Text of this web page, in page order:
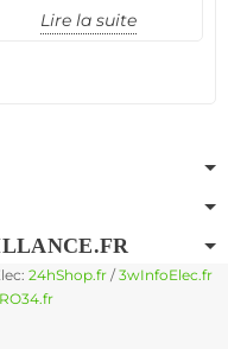
Lire la suite
24hShop.fr / 3wInfoElec.fr